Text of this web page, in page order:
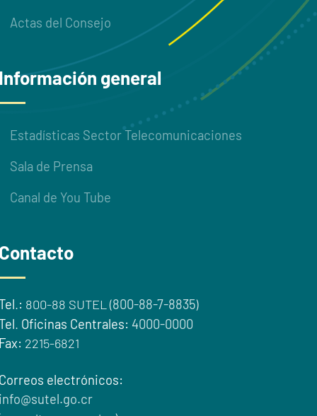
Actas del Consejo
general
Estadísticas Sector Telecomunicaciones
Sala de Prensa
Canal de You Tube
.: 800-88 SUTEL (800-88-7-8835)
. Oficinas Centrales: 4000-0000
2215-6821
electrónicos: